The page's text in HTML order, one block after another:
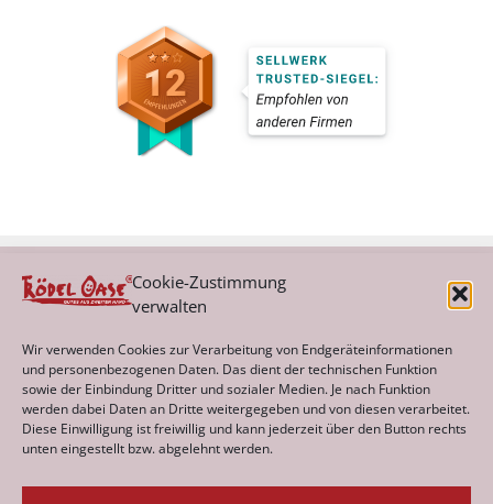
Cookie-Zustimmung
verwalten
Wir verwenden Cookies zur Verarbeitung von Endgeräteinformationen
und personenbezogenen Daten. Das dient der technischen Funktion
sowie der Einbindung Dritter und sozialer Medien. Je nach Funktion
werden dabei Daten an Dritte weitergegeben und von diesen verarbeitet.
Diese Einwilligung ist freiwillig und kann jederzeit über den Button rechts
unten eingestellt bzw. abgelehnt werden.
Archiv